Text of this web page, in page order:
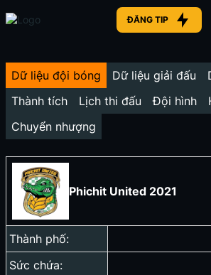
ĐĂNG TIP
Dữ liệu đội bóng Dữ liệu giải đấu
Thành tích
Lịch thi đấu Đội hình
Chuyển nhượng
Phichit United 2021
Thành phố:
Sức chứa: